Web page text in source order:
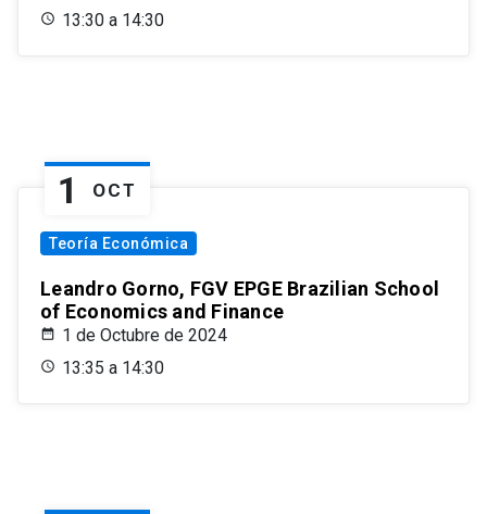
13:30 a 14:30
1 OCT
Teoría Económica
Leandro Gorno, FGV EPGE Brazilian School
of Economics and Finance
1 de Octubre de 2024
13:35 a 14:30